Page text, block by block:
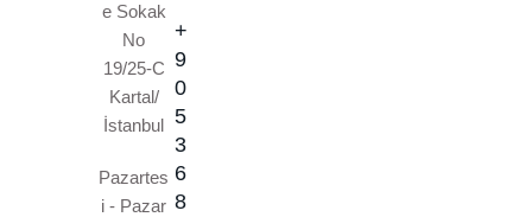
e Sokak
No
19/25-C
Kartal/
İstanbul
Pazartes
i - Pazar
+
9
0
5
3
6
8